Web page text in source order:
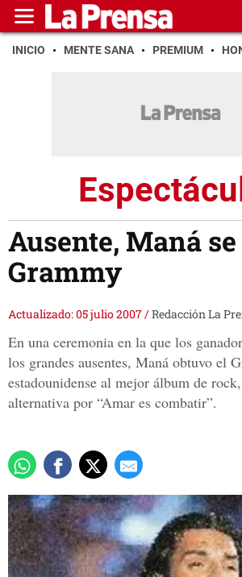
INICIO MENTE SANA PREMIUM
Ausente, Maná
Grammy
Actualizado: 05 julio 2007/Redacción La
En una ceremonia en la que los
los grandes ausentes, Maná obtuvo el
estadounidense al mejor álbum de
alternativa por “Amar es combatir”.